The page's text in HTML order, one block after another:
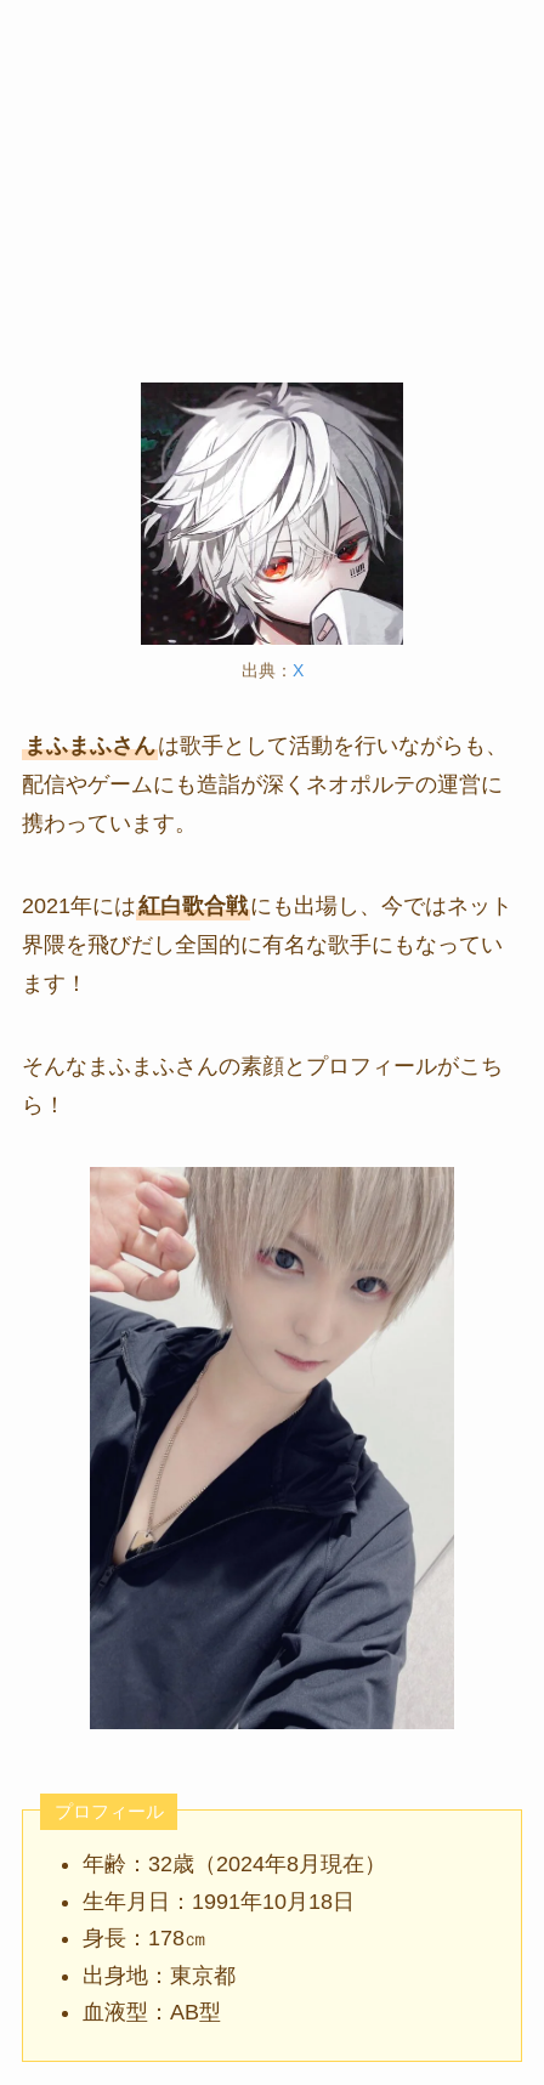
出典： X
まふまふさんは歌手として活動を行いながらも、
配信やゲームにも造詣が深くネオポルテの運営に
携わっています。
2021年には紅白歌合戦にも出場し、今ではネット
界隈を飛びだし全国的に有名な歌手にもなってい
ます！
そんなまふまふさんの素顔とプロフィールがこち
ら！
プロフィール
年齢：32歳（2024年8月現在）
生年月日：1991年10月18日
身長：178㎝
出身地：東京都
血液型：AB型